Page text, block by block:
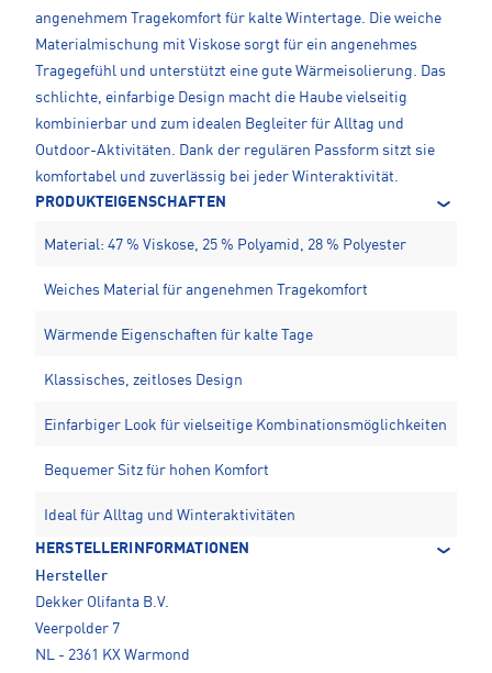
angenehmem Tragekomfort für kalte Wintertage. Die weiche
Materialmischung mit Viskose sorgt für ein angenehmes
Tragegefühl und unterstützt eine gute Wärmeisolierung. Das
schlichte, einfarbige Design macht die Haube vielseitig
kombinierbar und zum idealen Begleiter für Alltag und
Outdoor-Aktivitäten. Dank der regulären Passform sitzt sie
komfortabel und zuverlässig bei jeder Winteraktivität.
PRODUKTEIGENSCHAFTEN
Material: 47 % Viskose, 25 % Polyamid, 28 % Polyester
Weiches Material für angenehmen Tragekomfort
Wärmende Eigenschaften für kalte Tage
Klassisches, zeitloses Design
Einfarbiger Look für vielseitige Kombinationsmöglichkeiten
Bequemer Sitz für hohen Komfort
Ideal für Alltag und Winteraktivitäten
HERSTELLERINFORMATIONEN
Hersteller
Dekker Olifanta B.V.
Veerpolder 7
NL - 2361 KX Warmond